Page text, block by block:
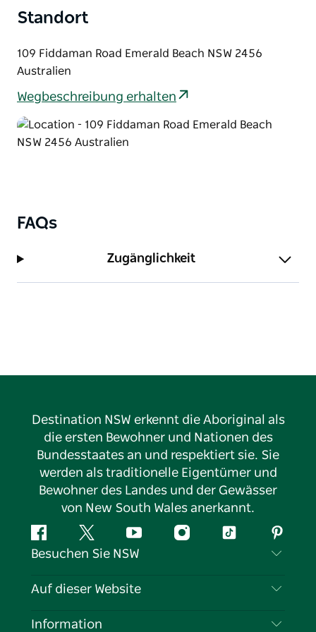
Standort
109 Fiddaman Road Emerald Beach NSW 2456
Australien
Wegbeschreibung erhalten
FAQs
Zugänglichkeit
Destination NSW erkennt die Aboriginal als
die ersten Bewohner und Nationen des
Bundesstaates an und respektiert sie. Sie
werden als traditionelle Eigentümer und
Bewohner des Landes und der Gewässer
von New South Wales anerkannt.
FacebookTwitter YouTubeInstagramTikTok
Besuchen Sie NSW
Kontaktieren Sie uns
Auf dieser Website
Reiseziele
Information